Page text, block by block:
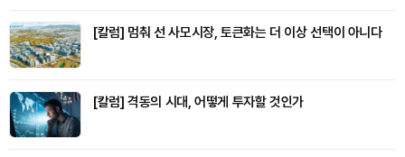
[칼럼] 멈춰 선 사모시장, 토큰화는 더 이상 선택이 아니다
[칼럼] 격동의 시대, 어떻게 투자할 것인가